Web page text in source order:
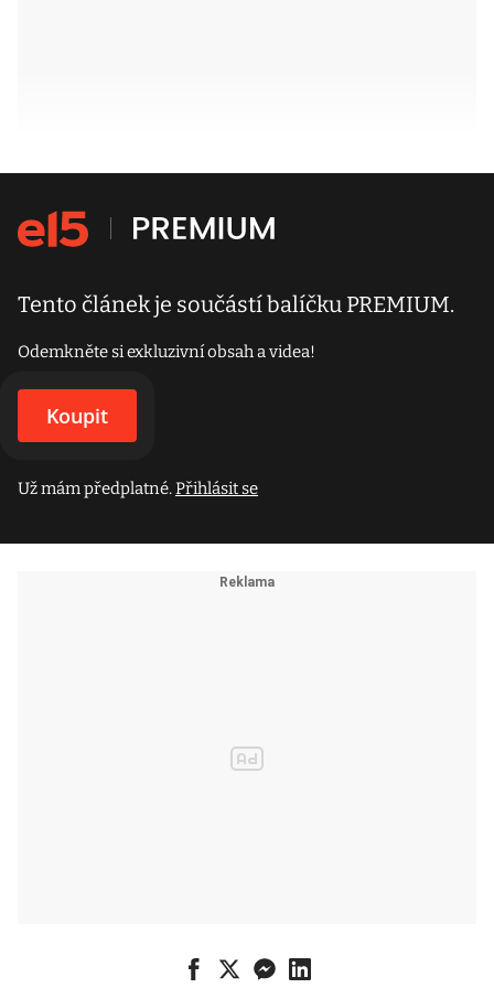
Tento článek je součástí balíčku PREMIUM.
Odemkněte si exkluzivní obsah a videa!
Koupit
Už mám předplatné.Přihlásit se